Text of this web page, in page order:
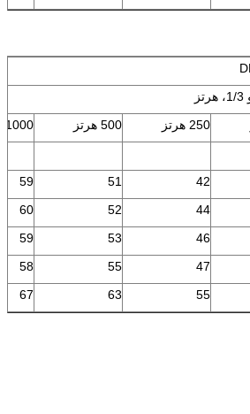
250 هرتز 500 هرتز
1000 هرتز
42
51
59
44
52
60
46
53
59
47
55
58
55
63
67